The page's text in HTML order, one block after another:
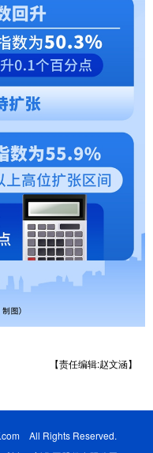
【责任编辑:赵文涵】
All Rights Reserved.